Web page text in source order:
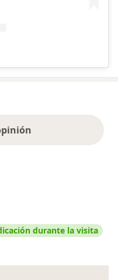
durante la visita